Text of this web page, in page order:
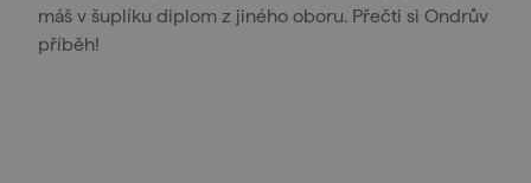
máš v šuplíku diplom z jiného oboru. Přečti si Ondrův
příběh!